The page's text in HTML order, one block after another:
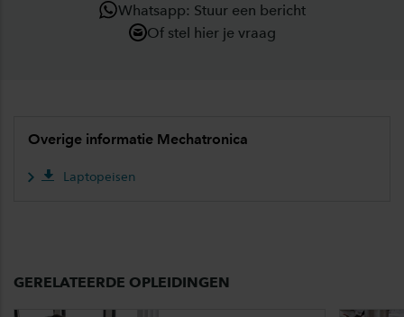
Whatsapp: Stuur een bericht
Of stel hier je vraag
Overige informatie Mechatronica
Laptopeisen
GERELATEERDE OPLEIDINGEN